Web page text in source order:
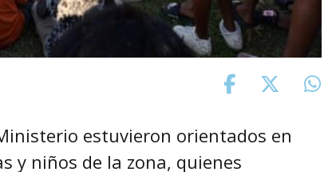
estuvieron orientados en
y niños de la zona, quienes